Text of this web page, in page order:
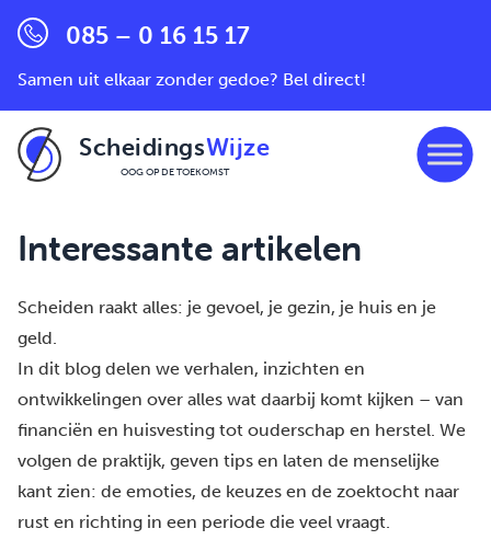
085 – 0 16 15 17
Samen uit elkaar zonder gedoe? Bel direct!
ScheidingsWijze
OOG OP DE TOEKOMST
Interessante artikelen
Scheiden raakt alles: je gevoel, je gezin, je huis en je
geld.
In dit blog delen we verhalen, inzichten en
ontwikkelingen over alles wat daarbij komt kijken – van
financiën en huisvesting tot ouderschap en herstel. We
volgen de praktijk, geven tips en laten de menselijke
kant zien: de emoties, de keuzes en de zoektocht naar
rust en richting in een periode die veel vraagt.